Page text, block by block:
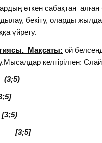
өткен сабақтан алған
бекіту, оларды
үйрету.
Мақсаты: ой
келтірілген:
(3;5)
[3;5)
[3;5]